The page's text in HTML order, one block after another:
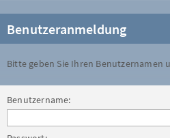
Benutzeranmeldung
Bitte geben Sie Ihren Benutzernamen
Benutzername: